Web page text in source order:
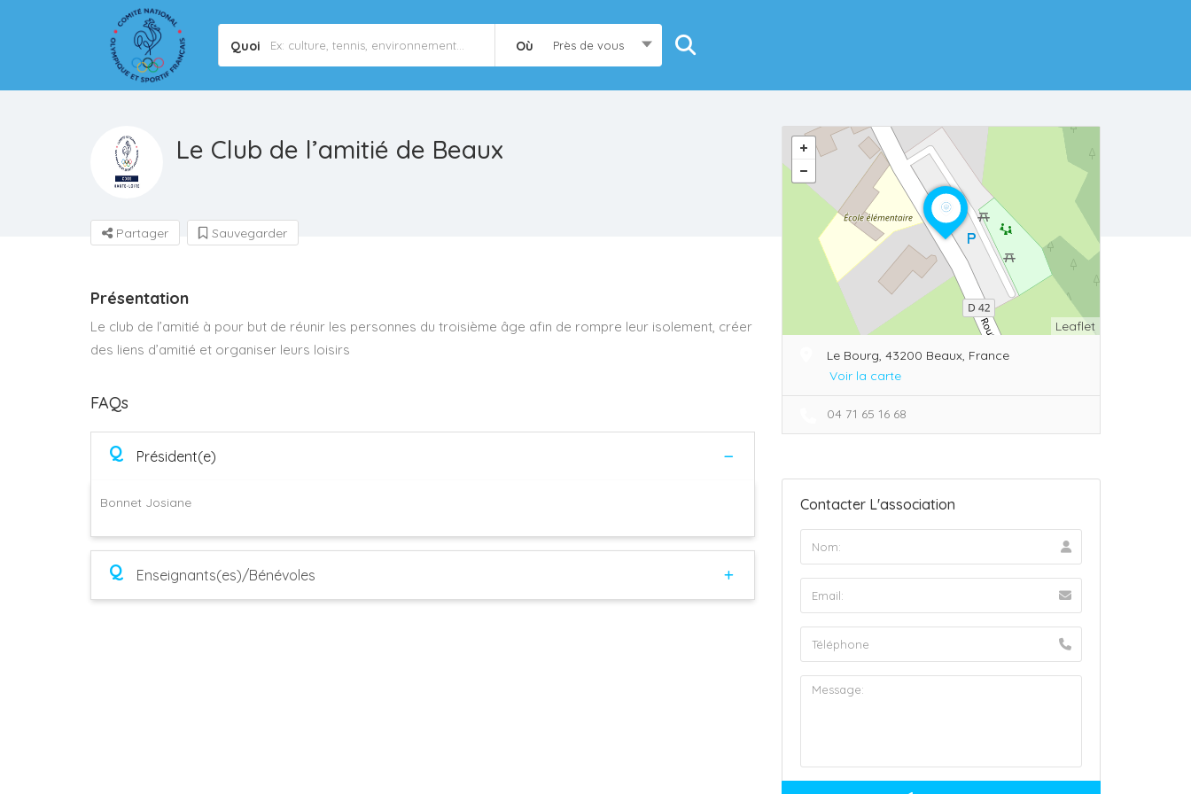
Quoi Où Près de vous
Le Club de l’amitié de Beaux
Partager Sauvegarder
Présentation
Le club de l’amitié à pour but de réunir les personnes du troisième âge afin de rompre leur isolement, créer
des liens d’amitié et organiser leurs loisirs
FAQs
Q Président(e)
Bonnet Josiane
Q Enseignants(es)/Bénévoles
Leaflet
Le Bourg, 43200 Beaux, France
Voir la carte
04 71 65 16 68
Contacter L'association